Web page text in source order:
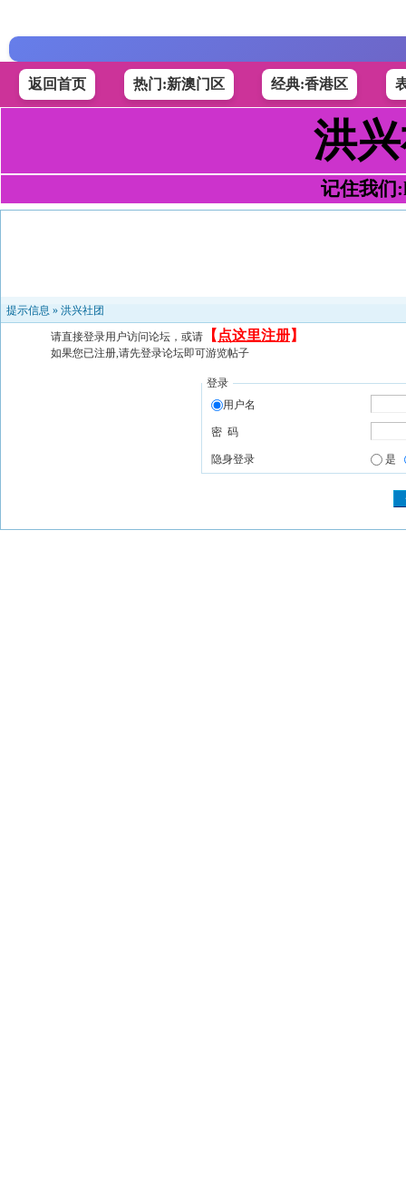
返回首页 热门:新澳门区 经典:香港区
洪
记住我们
提示信息 » 洪兴社团
请直接登录用户访问论坛，或请 【 点这里注册】
如果您已注册,请先登录论坛即可游览帖子
登录
用户名
密 码
隐身登录 是